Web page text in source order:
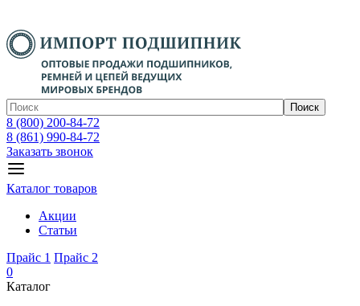
Поиск
8 (800) 200-84-72
8 (861) 990-84-72
Заказать звонок
Каталог товаров
Акции
Статьи
Прайс 1 Прайс 2
0
Каталог